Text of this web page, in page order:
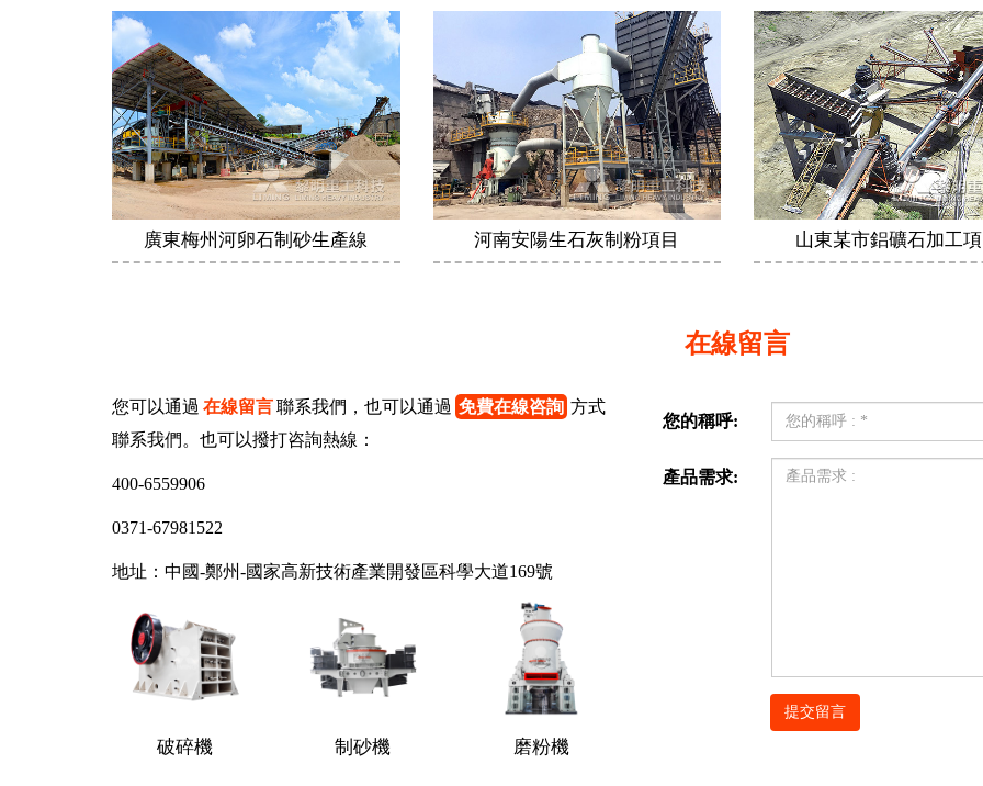
廣東梅州河卵石制砂生產線 河南安陽生石灰制粉項目 山東某市鋁礦石加工
在線留言
您可以通過 在線留言聯系我們，也可以通過 免費在線咨詢 方式
聯系我們。也可以撥打咨詢熱線：
400-6559906
0371-67981522
地址：中國-鄭州-國家高新技術產業開發區科學大道169號
破碎機 制砂機 磨粉機
您的稱呼:
產品需求: